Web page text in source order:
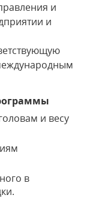
и
и
и весу
в